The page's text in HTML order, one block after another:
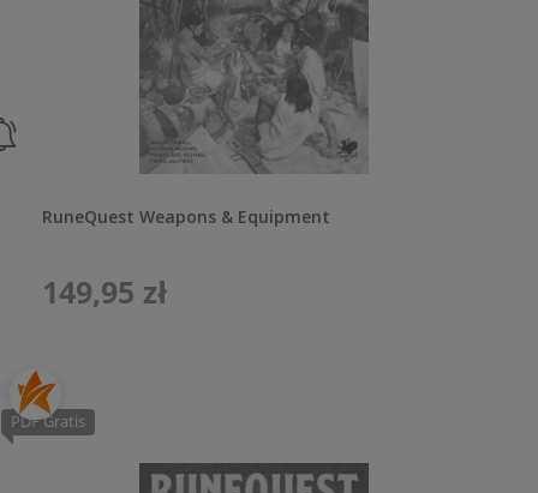
RuneQuest Weapons & Equipment
149,95 zł
PDF Gratis